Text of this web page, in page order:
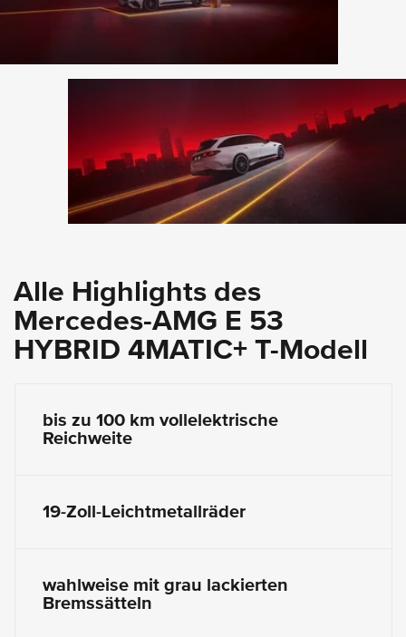
Alle Highlights des
Mercedes-AMG E 53
HYBRID 4MATIC+ T-Modell
bis zu 100 km vollelektrische
Reichweite
19-Zoll-Leichtmetallräder
wahlweise mit grau lackierten
Bremssätteln